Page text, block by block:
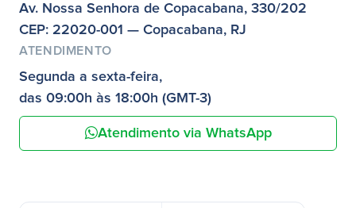
Av. Nossa Senhora de Copacabana, 330/202
CEP: 22020-001 — Copacabana, RJ
ATENDIMENTO
Segunda a sexta-feira,
das 09:00h às 18:00h (GMT-3)
Atendimento via WhatsApp